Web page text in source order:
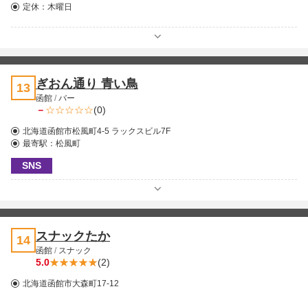
定休：木曜日
13 ぎおん通り 青い鳥
函館 /バー
－ (0)
北海道函館市松風町4-5 ラックスビル7F
最寄駅： 松風町
SNS
14 スナックたか
函館 / スナック
5.0 (2)
北海道函館市大森町17-12